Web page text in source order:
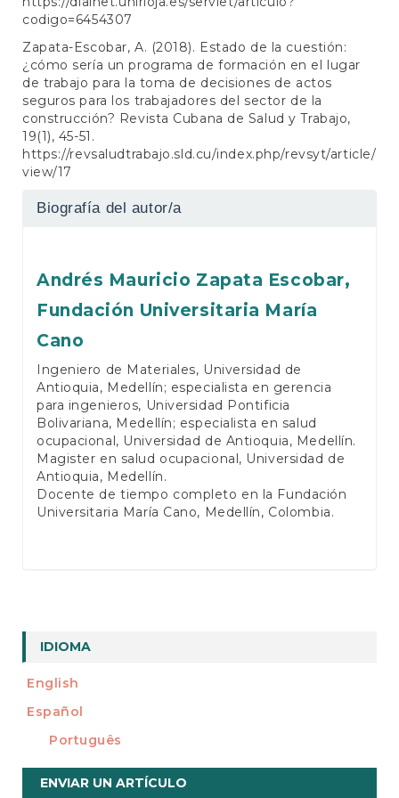
codigo=6454307
Zapata-Escobar, A. (2018). Estado de la cuestión:
¿cómo sería un programa de formación en el lugar
de trabajo para la toma de decisiones de actos
seguros para los trabajadores del sector de la
construcción? Revista Cubana de Salud y Trabajo,
19(1), 45-51.
https://revsaludtrabajo.sld.cu/index.php/revsyt/article/
view/17
Biografía del autor/a
Andrés Mauricio Zapata Escobar,
Fundación Universitaria María
Cano
Ingeniero de Materiales, Universidad de
Antioquia, Medellín; especialista en gerencia
para ingenieros, Universidad Pontificia
Bolivariana, Medellín; especialista en salud
ocupacional, Universidad de Antioquia, Medellín.
Magister en salud ocupacional, Universidad de
Antioquia, Medellín.
Docente de tiempo completo en la Fundación
Universitaria María Cano, Medellín, Colombia.
IDIOMA
English
Español
Português
Enviar
ENVIAR UN ARTÍCULO